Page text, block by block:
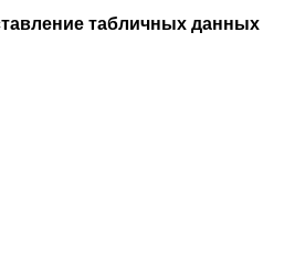
табличных данных